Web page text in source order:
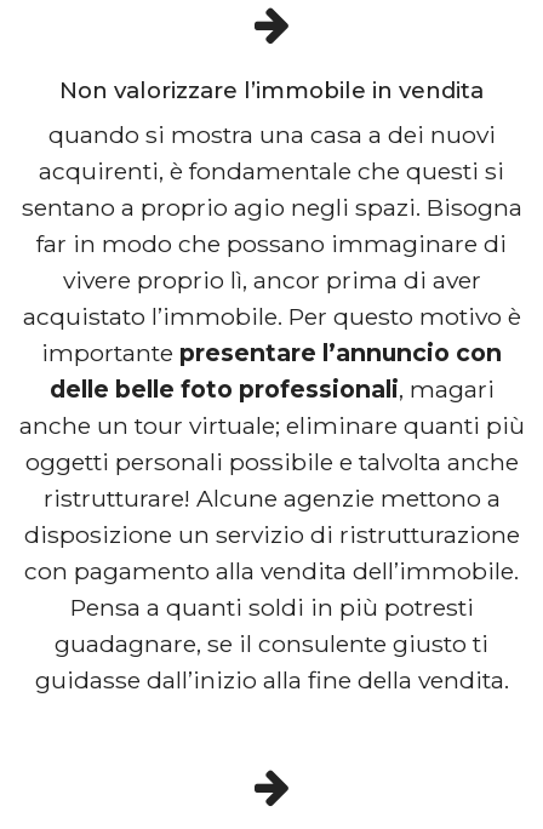
Non valorizzare l’immobile in vendita
quando si mostra una casa a dei nuovi
acquirenti, è fondamentale che questi si
sentano a proprio agio negli spazi. Bisogna
far in modo che possano immaginare di
vivere proprio lì, ancor prima di aver
acquistato l’immobile. Per questo motivo è
importante presentare l’annuncio con
delle belle foto professionali, magari
anche un tour virtuale; eliminare quanti più
oggetti personali possibile e talvolta anche
ristrutturare! Alcune agenzie mettono a
disposizione un servizio di ristrutturazione
con pagamento alla vendita dell’immobile.
Pensa a quanti soldi in più potresti
guadagnare, se il consulente giusto ti
guidasse dall’inizio alla fine della vendita.